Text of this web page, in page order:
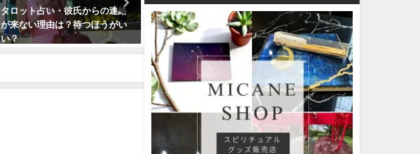
タロット占い・彼氏からの連絡
が来ない理由は？待つほうがい
い？
相性占い・既婚者同士の恋愛で
ダブル不倫（W不倫）は成就す
る？【霊視真剣】
誕生日占い・運命の人を顔
付きで完全無料で鑑定しま